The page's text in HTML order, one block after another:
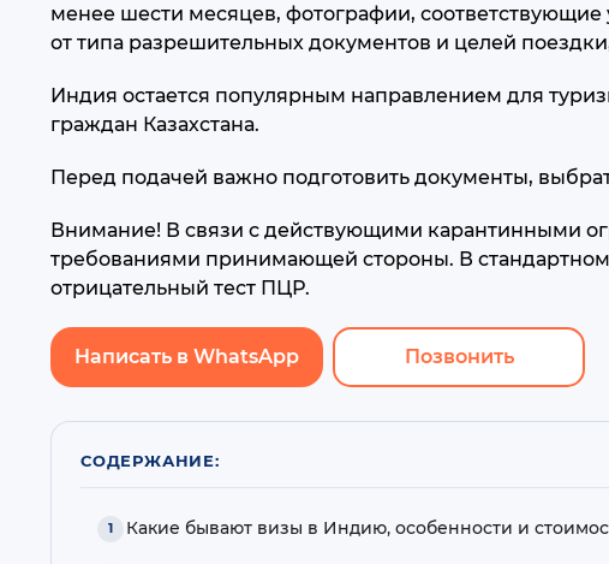
менее шести месяцев, фотографии,
от типа разрешительных документов и целей
Индия остается популярным направлением для
граждан Казахстана.
Перед подачей важно подготовить документы,
Внимание! В связи с действующими карантинными
требованиями принимающей стороны. В
отрицательный тест ПЦР.
Написать в WhatsApp Позвонить
СОДЕРЖАНИЕ:
Какие бывают визы в Индию, особенности и